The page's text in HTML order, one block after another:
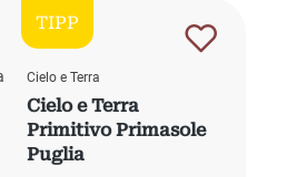
TIPP
Cielo e Terra
Cielo e Terra
Primitivo Primasole
Puglia